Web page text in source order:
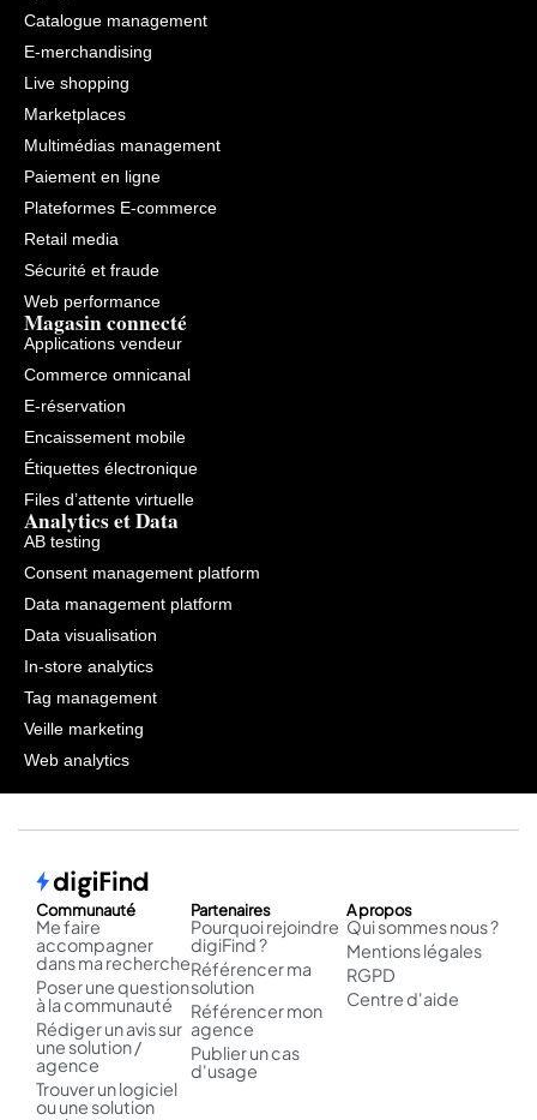
Catalogue management
E-merchandising
Live shopping
Marketplaces
Multimédias management
Paiement en ligne
Plateformes E-commerce
Retail media
Sécurité et fraude
Web performance
Magasin connecté
Applications vendeur
Commerce omnicanal
E-réservation
Encaissement mobile
Étiquettes électronique
Files d’attente virtuelle
Analytics et Data
AB testing
Consent management platform
Data management platform
Data visualisation
In-store analytics
Tag management
Veille marketing
Web analytics
Communauté
Me faire
accompagner
dans ma recherche
Poser une question
à la communauté
Rédiger un avis sur
une solution /
agence
Trouver un logiciel
ou une solution
Partenaires
Pourquoi rejoindre
digiFind ?
Référencer ma
solution
Référencer mon
agence
Publier un cas
d'usage
A propos
Qui sommes nous ?
Mentions légales
RGPD
Centre d'aide